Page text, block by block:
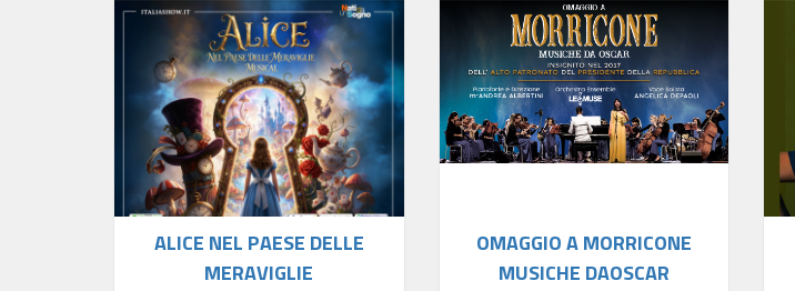
ALICE NEL PAESE DELLE
MERAVIGLIE
OMAGGIO A MORRICONE
MUSICHE DAOSCAR